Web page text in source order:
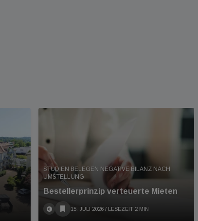
STUDIEN BELEGEN NEGATIVE BILANZ NACH
UMSTELLUNG
Bestellerprinzip verteuerte Mieten
15. JULI 2026 / LESEZEIT 2 MIN